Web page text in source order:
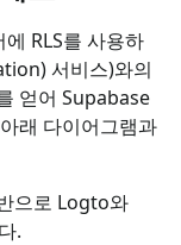
RLS를 사용하
서비스)와의
얻어 Supabase
래 다이어그램과
으로 Logto와
.